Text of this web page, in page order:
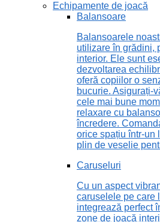
Echipamente de joacă
Balansoare
Balansoarele
utilizare în grădini,
interior. Ele sunt
dezvoltarea
oferă copiilor o
bucurie. Asigurați-
cele mai bune
relaxare cu
încredere.
orice spațiu într-un
plin de veselie
Caruseluri
Cu un aspect
caruselele pe care
integrează perfect
zone de joacă